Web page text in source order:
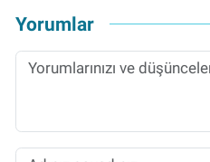
Yorumlar